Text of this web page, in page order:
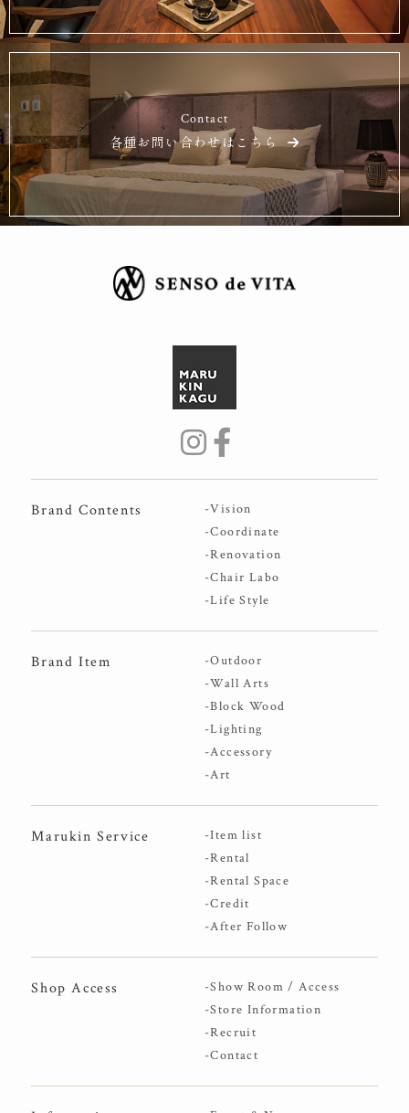
Contact
各種お問い合わせはこちら
Brand Contents
-Vision
-Coordinate
-Renovation
-Chair Labo
-Life Style
Brand Item
-Outdoor
-Wall Arts
-Block Wood
-Lighting
-Accessory
-Art
Marukin Service
-Item list
-Rental
-Rental Space
-Credit
-After Follow
Shop Access
-Show Room / Access
-Store Information
-Recruit
-Contact